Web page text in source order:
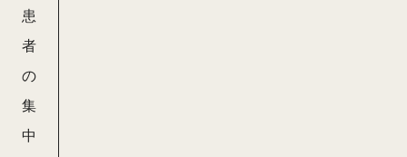
患
者
の
集
中